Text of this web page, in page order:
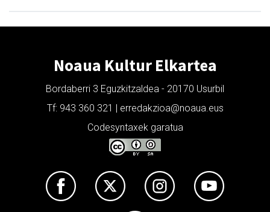
Noaua Kultur Elkartea
Bordaberri 3 Eguzkitzaldea - 20170 Usurbil
Tf: 943 360 321 | erredakzioa@noaua.eus
Codesyntaxek garatua